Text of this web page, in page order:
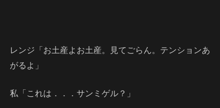
レンジ「お土産よお土産。見てごらん。テンションあ
がるよ」
私「これは．．．サンミゲル？」